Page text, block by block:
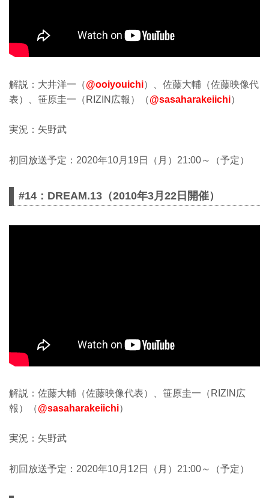
解説：大井洋一（@ooiyouichi）、佐藤大輔（佐藤映像代
表）、笹原圭一（RIZIN広報）（@sasaharakeiichi）
実況：矢野武
初回放送予定：2020年10月19日（月）21:00～（予定）
#14：DREAM.13（2010年3月22日開催）
解説：佐藤大輔（佐藤映像代表）、笹原圭一（RIZIN広
報）（@sasaharakeiichi）
実況：矢野武
初回放送予定：2020年10月12日（月）21:00～（予定）